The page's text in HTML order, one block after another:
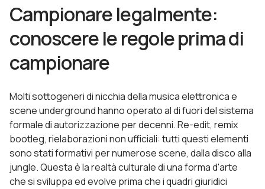
Campionare legalmente:
conoscere le regole prima di
campionare
Molti sottogeneri di nicchia della musica elettronica e
scene underground hanno operato al di fuori del sistema
formale di autorizzazione per decenni. Re-edit, remix
bootleg, rielaborazioni non ufficiali: tutti questi elementi
sono stati formativi per numerose scene, dalla disco alla
jungle. Questa è la realtà culturale di una forma d'arte
che si sviluppa ed evolve prima che i quadri giuridici